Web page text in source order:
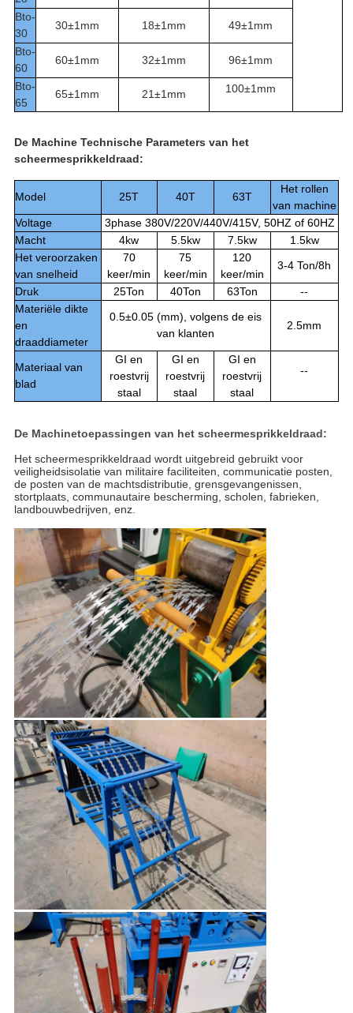
Bto-
30
30±1mm 18±1mm 49±1mm
Bto-
60
60±1mm 32±1mm 96±1mm
Bto-
65
65±1mm 21±1mm 100±1mm
De Machine Technische Parameters van het
scheermesprikkeldraad:
Model 25T 40T 63T
Het rollen
van machine
Voltage
3phase 380V/220V/440V/415V, 50HZ of 60HZ
Macht
4kw 5.5kw 7.5kw
1.5kw
Het veroorzaken
van snelheid
70
keer/min
75
keer/min
120
keer/min
3-4 Ton/8h
Druk 25Ton 40Ton 63Ton
--
Materiële dikte
en
draaddiameter
0.5±0.05 (mm), volgens de eis
van klanten
2.5mm
Materiaal van
blad
GIen
roestvrij
staal
GI en
roestvrij
staal
GI en
roestvrij
staal
--
De Machinetoepassingen van het scheermesprikkeldraad:
Het scheermesprikkeldraad wordt uitgebreid gebruikt voor
veiligheidsisolatie van militaire faciliteiten, communicatie posten,
de posten van de machtsdistributie, grensgevangenissen,
stortplaats, communautaire bescherming, scholen, fabrieken,
landbouwbedrijven, enz.